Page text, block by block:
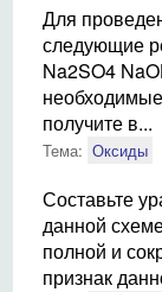
Для
следующие
Na2SO4
получите в...
Тема: Оксиды
Составьте
данной
полной и
признак